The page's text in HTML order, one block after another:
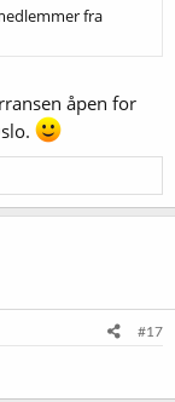
fra
åpen for
#17